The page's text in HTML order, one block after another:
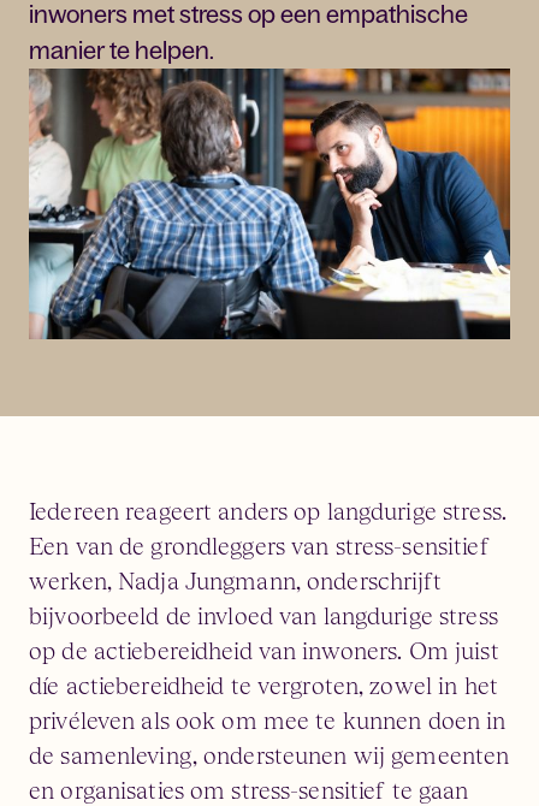
inwoners met stress op een empathische
manier te helpen.
Iedereen reageert anders op langdurige stress.
Een van de grondleggers van stress-sensitief
werken, Nadja Jungmann, onderschrijft
bijvoorbeeld de invloed van langdurige stress
op de actiebereidheid van inwoners. Om juist
díe actiebereidheid te vergroten, zowel in het
privéleven als ook om mee te kunnen doen in
de samenleving, ondersteunen wij gemeenten
en organisaties om stress-sensitief te gaan